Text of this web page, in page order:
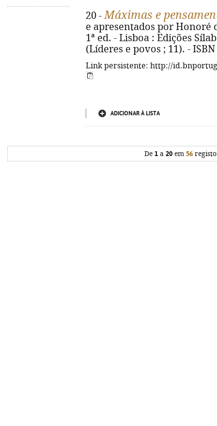
20 -Máximas e
e apresentados por Honoré
1ª ed. - Lisboa : Edições
(Líderes e povos ; 11). -
Link persistente: http://
ADICIONAR À LISTA
De 1a 20em 56